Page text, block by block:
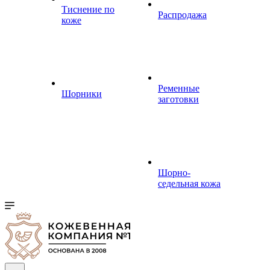
Тиснение по
коже
Шорники
Распродажа
Ременные
заготовки
Шорно-
седельная кожа